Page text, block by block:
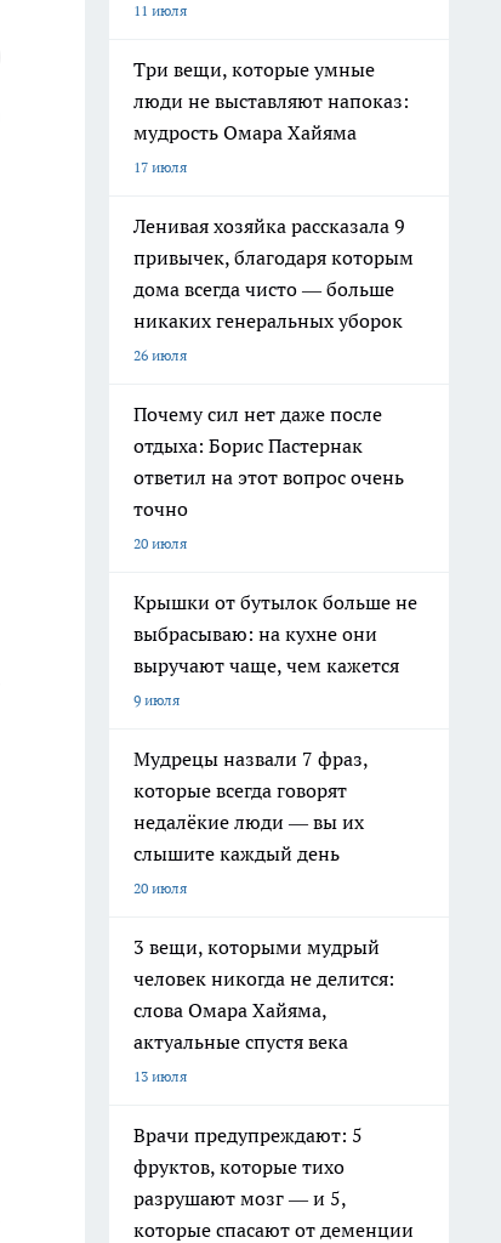
11 июля
Три вещи, которые умные
люди не выставляют напоказ:
мудрость Омара Хайяма
17 июля
Ленивая хозяйка рассказала 9
привычек, благодаря которым
дома всегда чисто — больше
никаких генеральных уборок
26 июля
Почему сил нет даже после
отдыха: Борис Пастернак
ответил на этот вопрос очень
точно
20 июля
Крышки от бутылок больше не
выбрасываю: на кухне они
выручают чаще, чем кажется
9 июля
Мудрецы назвали 7 фраз,
которые всегда говорят
недалёкие люди — вы их
слышите каждый день
20 июля
3 вещи, которыми мудрый
человек никогда не делится:
слова Омара Хайяма,
актуальные спустя века
13 июля
Врачи предупреждают: 5
фруктов, которые тихо
разрушают мозг — и 5,
которые спасают от деменции